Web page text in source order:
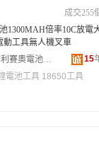
成交255
1300MAH倍率10C放電
動工具無人機叉車
深圳市利賽奧電池新能源有限公司
15
電池工具 18650工具